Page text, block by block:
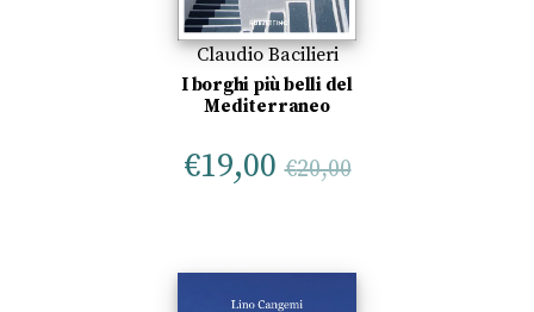
Claudio Bacilieri
I borghi più belli del
Mediterraneo
€19,00 €20,00